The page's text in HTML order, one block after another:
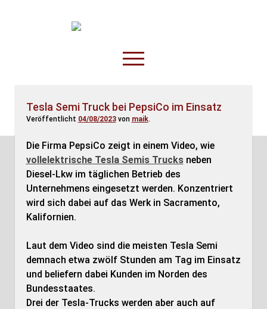
TruckOnline.de
open
menu
Anderswo
Spesenliste
Fahrer
Disposition
Tesla Semi Truck bei PepsiCo im Einsatz
Veröffentlicht 04/08/2023von maik.
Die Firma PepsiCo zeigt in einem Video, wie
vollelektrische Tesla Semis Trucksneben
Diesel-Lkw im täglichen Betrieb des
Unternehmens eingesetzt werden. Konzentriert
wird sich dabei auf das Werk in Sacramento,
Kalifornien.
Laut dem Video sind die meisten Tesla Semi
demnach etwa zwölf Stunden am Tag im Einsatz
und beliefern dabei Kunden im Norden des
Bundesstaates.
Drei der Tesla-Trucks werden aber auch auf